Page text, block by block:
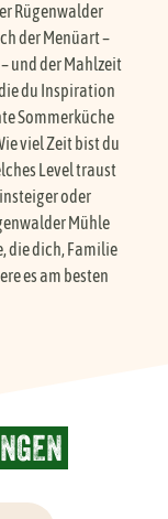
Rügenwalder
der Menüart –
und der Mahlzeit
du Inspiration
Sommerküche
viel Zeit bist du
Level traust
oder
Mühle
die dich, Familie
es am besten